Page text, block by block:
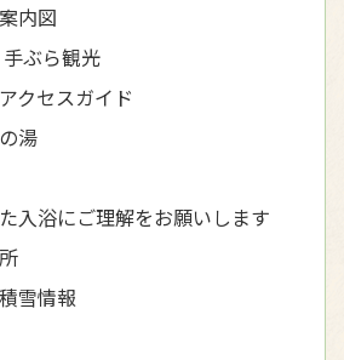
内図
ぶら観光
クセスガイド
湯
入浴にご理解をお願いします
雪情報